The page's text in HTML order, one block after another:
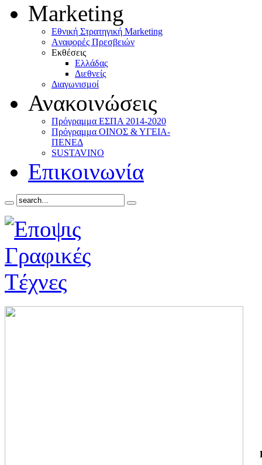
Marketing
Eθνική Στρατηγική Marketing
Aναφορές Πρεσβειών
Eκθέσεις
Eλλάδας
Διεθνείς
Διαγωνισμοί
Ανακοινώσεις
Πρόγραμμα ΕΣΠΑ 2014-2020
Πρόγραμμα ΟΙΝΟΣ & ΥΓΕΙΑ-
ΠΕΝΕΔ
SUSTAVINO
Επικοινωνία